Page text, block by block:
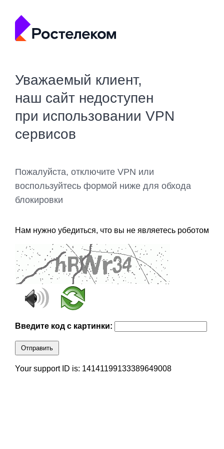
Уважаемый клиент,
наш сайт недоступен
при использовании VPN
сервисов
Пожалуйста, отключите VPN или
воспользуйтесь формой ниже для обхода
блокировки
Нам нужно убедиться, что вы не являетесь роботом
Введите код с картинки:
Отправить
Your support ID is: 14141199133389649008